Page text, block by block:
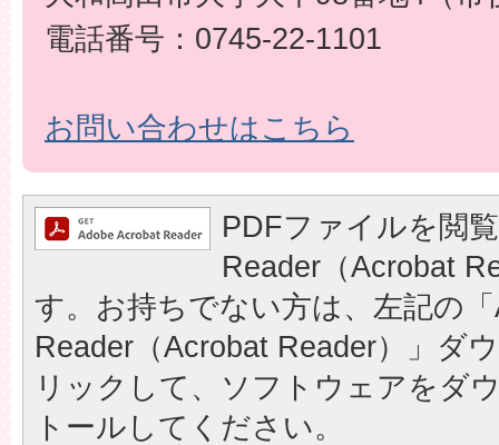
電話番号：0745-22-1101
お問い合わせはこちら
PDFファイルを閲
Reader（Acrobat
す。お持ちでない方は、左記の
Reader（Acrobat Reader）」ダ
リックして、ソフトウェアをダ
トールしてください。